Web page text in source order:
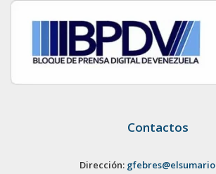
Contactos
Dirección: